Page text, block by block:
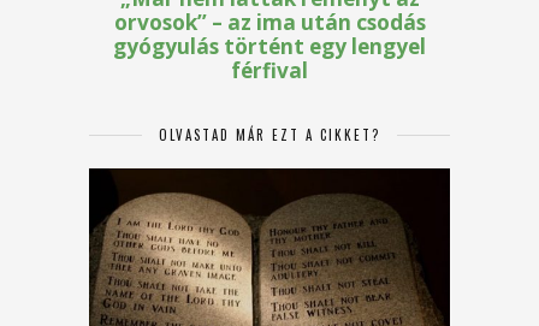
OLVASTAD MÁR EZT A CIKKET?